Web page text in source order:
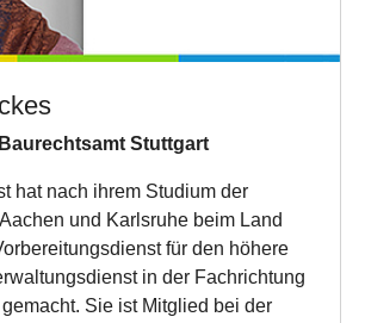
Stuttgart
hat nach ihrem Studium der
und Karlsruhe beim Land
für den höhere
in der Fachrichtung
Sie ist Mitglied bei der